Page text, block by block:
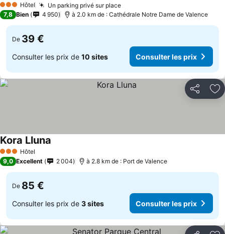
3 ÉtoilesHôtel Un parking privé sur place
7,8 Bien 4 950 à 2.0 km de : Cathédrale Notre Dame de Valence
De 39 €
Consulter les prix de 10 sites Consulter les prix
Partager
3 ÉtoilesHôtel
Kora Lluna
9,0 Excellent 2 004 à 2.8 km de : Port de Valence
De 85 €
Consulter les prix de 3 sites Consulter les prix